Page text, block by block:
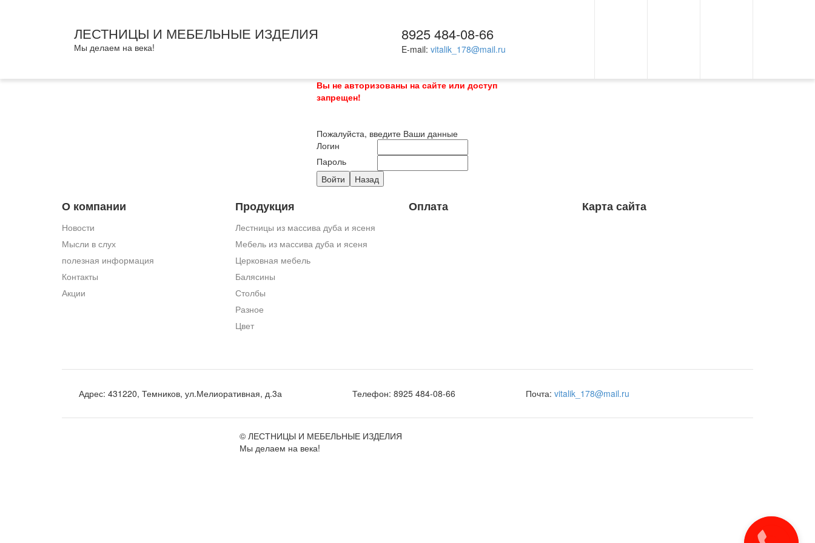
ЛЕСТНИЦЫ И МЕБЕЛЬНЫЕ ИЗДЕЛИЯ
Мы делаем на века!
8925 484-08-66
E-mail: vitalik_178@mail.ru
Вы не авторизованы на сайте или доступ
запрещен!
Пожалуйста, введите Ваши данные
Логин
Пароль
О компании
Новости
Мысли в слух
полезная информация
Контакты
Акции
Продукция
Лестницы из массива дуба и ясеня
Мебель из массива дуба и ясеня
Церковная мебель
Балясины
Столбы
Разное
Цвет
Оплата Карта сайта
Адрес: 431220, Темников, ул.Мелиоративная, д.3а Телефон: 8925 484-08-66 Почта: vitalik_178@mail.ru
© ЛЕСТНИЦЫ И МЕБЕЛЬНЫЕ ИЗДЕЛИЯ
Мы делаем на века!
Закажите